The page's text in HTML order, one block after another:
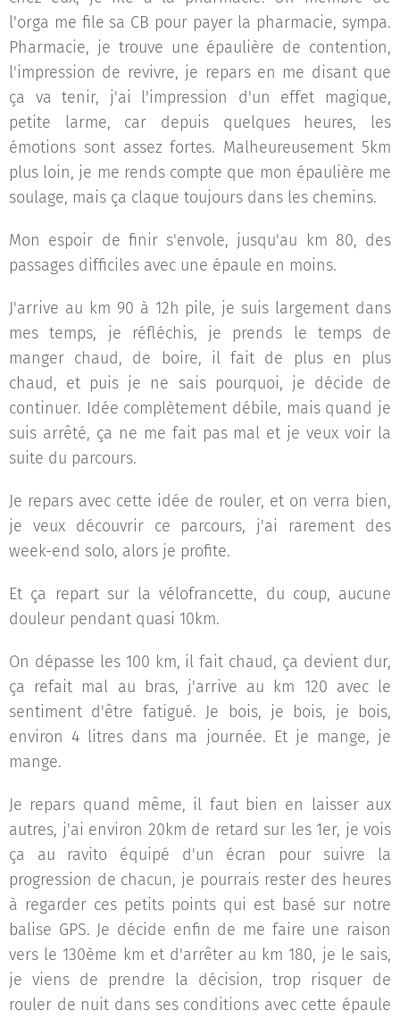
l'orga me file sa CB pour payer la pharmacie, sympa.
Pharmacie, je trouve une épaulière de contention,
l'impression de revivre, je repars en me disant que
ça va tenir, j'ai l'impression d'un effet magique,
petite larme, car depuis quelques heures, les
émotions sont assez fortes. Malheureusement 5km
plus loin, je me rends compte que mon épaulière me
soulage, mais ça claque toujours dans les chemins.
Mon espoir de finir s'envole, jusqu'au km 80, des
passages difficiles avec une épaule en moins.
J'arrive au km 90 à 12h pile, je suis largement dans
mes temps, je réfléchis, je prends le temps de
manger chaud, de boire, il fait de plus en plus
chaud, et puis je ne sais pourquoi, je décide de
continuer. Idée complètement débile, mais quand je
suis arrêté, ça ne me fait pas mal et je veux voir la
suite du parcours.
Je repars avec cette idée de rouler, et on verra bien,
je veux découvrir ce parcours, j'ai rarement des
week-end solo, alors je profite.
Et ça repart sur la vélofrancette, du coup, aucune
douleur pendant quasi 10km.
On dépasse les 100 km, il fait chaud, ça devient dur,
ça refait mal au bras, j'arrive au km 120 avec le
sentiment d'être fatigué. Je bois, je bois, je bois,
environ 4 litres dans ma journée. Et je mange, je
mange.
Je repars quand même, il faut bien en laisser aux
autres, j'ai environ 20km de retard sur les 1er, je vois
ça au ravito équipé d'un écran pour suivre la
progression de chacun, je pourrais rester des heures
à regarder ces petits points qui est basé sur notre
balise GPS. Je décide enfin de me faire une raison
vers le 130ème km et d'arrêter au km 180, je le sais,
je viens de prendre la décision, trop risquer de
rouler de nuit dans ses conditions avec cette épaule